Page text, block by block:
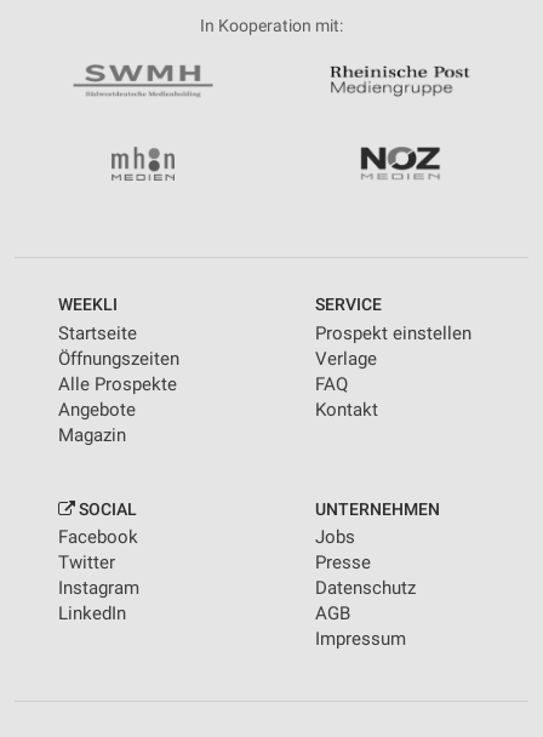
In Kooperation mit:
WEEKLI
Startseite
Öffnungszeiten
Alle Prospekte
Angebote
Magazin
SERVICE
Prospekt einstellen
Verlage
FAQ
Kontakt
SOCIAL
Facebook
Twitter
Instagram
LinkedIn
UNTERNEHMEN
Jobs
Presse
Datenschutz
AGB
Impressum